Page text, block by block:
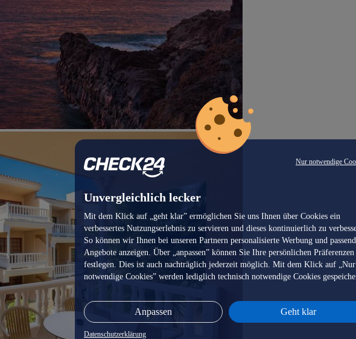
Nur notwendige
Unvergleichlich lecker
Mit dem Klick auf „geht klar” ermöglichen Sie uns Ihnen über Cookies ein
verbessertes Nutzungserlebnis zu servieren und dieses kontinuierlich zu
So können wir Ihnen bei unseren Partnern personalisierte Werbung und
Angebote anzeigen. Über „anpassen” können Sie Ihre persönlichen Präferenzen
festlegen. Dies ist auch nachträglich jederzeit möglich. Mit dem Klick auf „Nur
notwendige Cookies” werden lediglich technisch notwendige Cookies
Anpassen Geht klar
Datenschutzerklärung